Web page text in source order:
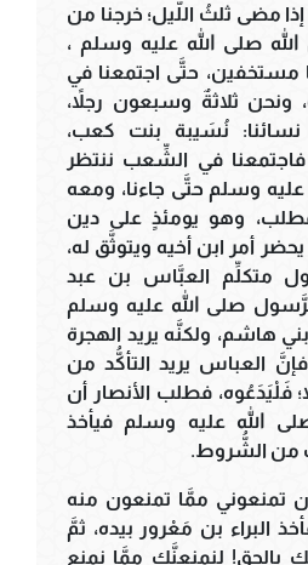
إذا مضى ثلثُ اللَّيل؛ خرجنا من
الله صلى الله عليه وسلم ،
حتَّى اجتمعنا في
ونحن ثلاثةٌ وسبعون رجلاً،
نسائنا: نُسَيبة بنت كعب،
في الشِّعب ننتظر
وسلم حتَّى جاءنا، ومعه
وهو يومئذٍ على دين
أمر ابن أخيه ويتوثَّق له،
متكلِّم العبَّاس بن عبد
صلى الله عليه وسلم
هاشم، ولكنَّه يريد الهجرة
فإنَّ العباس يريد التأكُّد من
فَلْيَدَعُوه، فطلب الأنصار أن
الله عليه وسلم فيأخذ
من الشُّروط.
تمنعوني ممَّا تمنعون منه
البراء بن مَعْرور بيده، ثمَّ
بالحق! لنمنعنَّك ممَّا نمنع